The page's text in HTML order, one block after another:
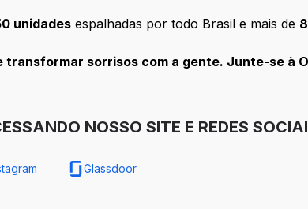
unidades espalhadas por todo Brasil e mais de
sorrisos com a gente. Junte-se à
NOSSO SITE E REDES
Glassdoor